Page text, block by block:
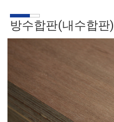
방수합판(내수합판)